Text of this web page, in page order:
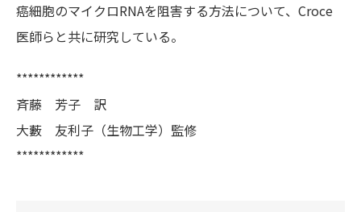
癌細胞のマイクロRNAを阻害する方法について、Croce
医師らと共に研究している。
************
斉藤 芳子 訳
大藪 友利子（生物工学）監修
************